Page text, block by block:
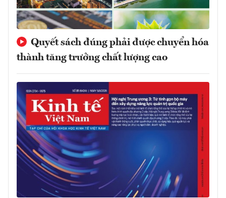
Quyết sách đúng phải được chuyển hóa
thành tăng trưởng chất lượng cao